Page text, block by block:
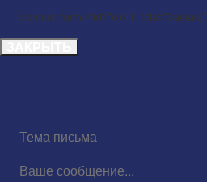
[contact-form-7 id=”6141″ title=”Заявка”]
письма
сообщение...